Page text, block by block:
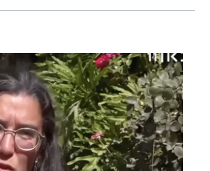
Facebook
Twitter (X)
Whatsapp
RedditTelegram